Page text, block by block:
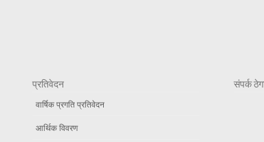
प्रतिवेदन
वार्षिक प्रगति प्रतिवेदन
आर्थिक विवरण
संपर्क